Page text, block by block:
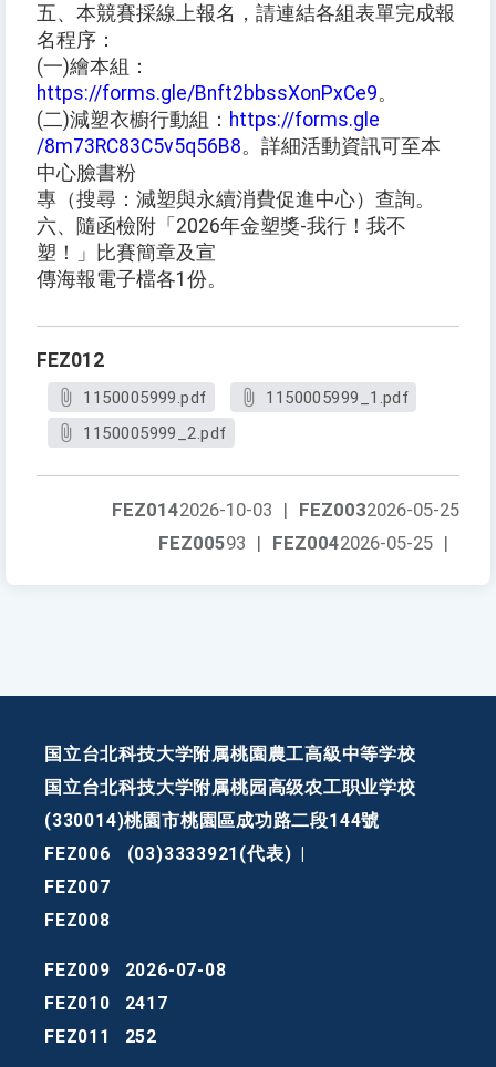
五、本競賽採線上報名，請連結各組表單完成報
名程序：
(一)繪本組：
https://forms.gle/Bnft2bbssXonPxCe9。
(二)減塑衣櫥行動組： https://forms.gle
/8m73RC83C5v5q56B8。詳細活動資訊可至本
中心臉書粉
專（搜尋：減塑與永續消費促進中心）查詢。
六、隨函檢附「2026年金塑獎-我行！我不
塑！」比賽簡章及宣
傳海報電子檔各1份。
FEZ012
1150005999.pdf
1150005999_1.pdf
1150005999_2.pdf
FEZ0032026-05-25
FEZ0142026-10-03 |
FEZ0042026-05-25 |
FEZ00593 |
国立台北科技大学附属桃園農工高級中等学校
国立台北科技大学附属桃园高级农工职业学校
(330014)桃園市桃園區成功路二段144號
FEZ006
(03)3333921(代表)
FEZ007
FEZ008
FEZ009
2026-07-08
FEZ010
2417
FEZ011
252